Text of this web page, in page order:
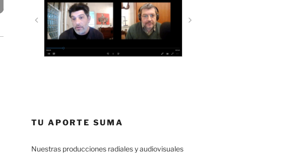
TU APORTE SUMA
Nuestras producciones radiales y audiovisuales